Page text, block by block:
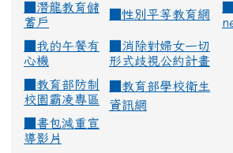
潛龍教育儲
蓄戶
性別平等教育網
我的午餐有
心機
消除對婦女一切
形式歧視公約計畫
教育部防制
校園霸凌專區
教育部學校衛生
資訊網
書包減重宣
導影片